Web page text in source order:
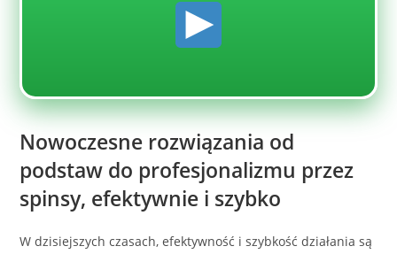
Nowoczesne rozwiązania od
podstaw do profesjonalizmu przez
spinsy, efektywnie i szybko
W dzisiejszych czasach, efektywność i szybkość działania są